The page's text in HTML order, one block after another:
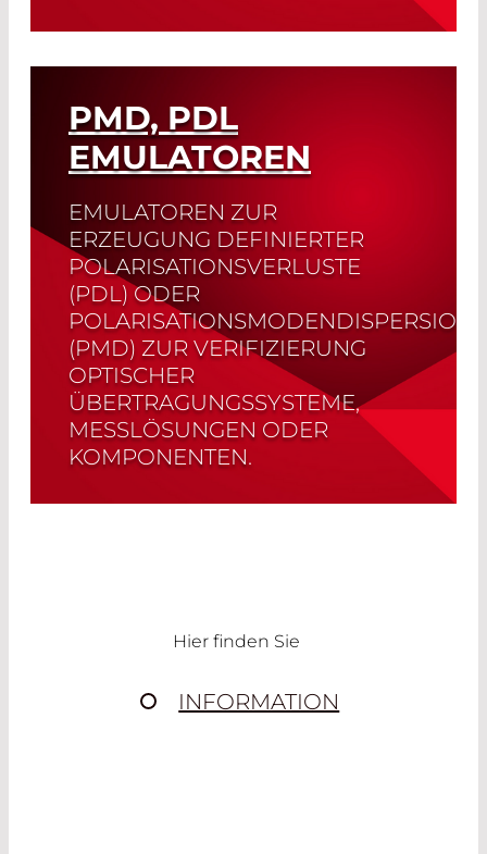
Read More
PMD, PDL
EMULATOREN
EMULATOREN ZUR
ERZEUGUNG DEFINIERTER
POLARISATIONSVERLUSTE
(PDL) ODER
POLARISATIONSMODENDISPERSION
(PMD) ZUR VERIFIZIERUNG
OPTISCHER
ÜBERTRAGUNGSSYSTEME,
MESSLÖSUNGEN ODER
KOMPONENTEN.
Hier finden Sie
INFORMATION